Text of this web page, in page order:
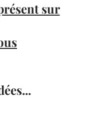
sur